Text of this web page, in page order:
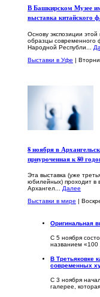
В Башкирском Музее
выставка китайского
Основу экспозиции
образцы современного
Народной Республи...
Выставки в Уфе |
8 ноября в
приуроченная к 80
Эта выставка (уже
юбилейных) проходит в
Архангел... Далее
Выставки в мире |
Оригинальная
С 5 ноября
названием «100
В Третьяковке
современных
С 3 ноября
галерее,